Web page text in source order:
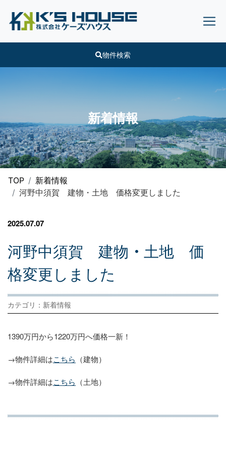
物件検索
新着情報
TOP
新着情報
河野中須賀 建物・土地 価格変更しました
2025.07.07
河野中須賀 建物 ・ 土地
価
格変更し ま した
カテゴリ：新着情報
1390万円から1220万円へ価格一新！
→物件詳細はこちら （建物）
→物件詳細はこちら （土地）